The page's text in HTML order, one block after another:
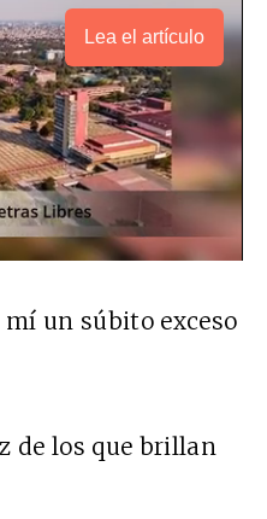
Lea el artículo
un súbito exceso
de los que brillan